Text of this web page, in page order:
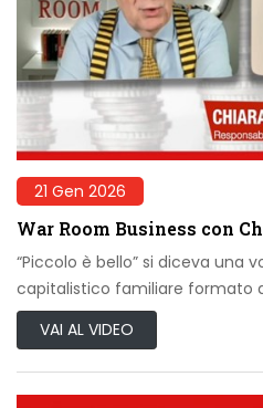
21 Gen 2026
War Room Business con
“Piccolo è bello” si diceva una
capitalistico familiare formato
VAI AL VIDEO